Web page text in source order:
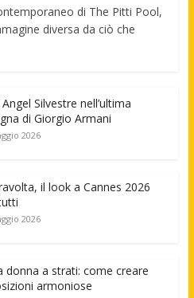
di The Pitti Pool,
diversa da ciò che
Silvestre nell’ultima
di Giorgio Armani
2026
il look a Cannes 2026
2026
donna a strati: come creare
armoniose